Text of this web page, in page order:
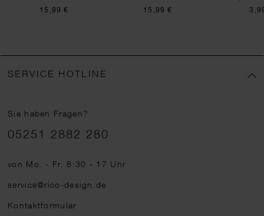
15,99 € 15,99 €
SERVICE HOTLINE
Sie haben Fragen?
Telefonnummer
05251 2882 280
von Mo. - Fr. 8:30 - 17 Uhr
service@rico-design.de
Kontaktformular